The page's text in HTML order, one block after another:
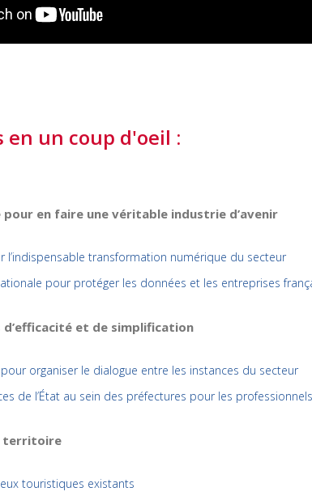
en un coup d'oeil :
en faire une véritable industrie d’avenir
transformation numérique du secteur
pour protéger les données et les entreprises
d’efficacité et de simplification
organiser le dialogue entre les instances du secteur
de l’État au sein des préfectures pour les
territoire
touristiques existants